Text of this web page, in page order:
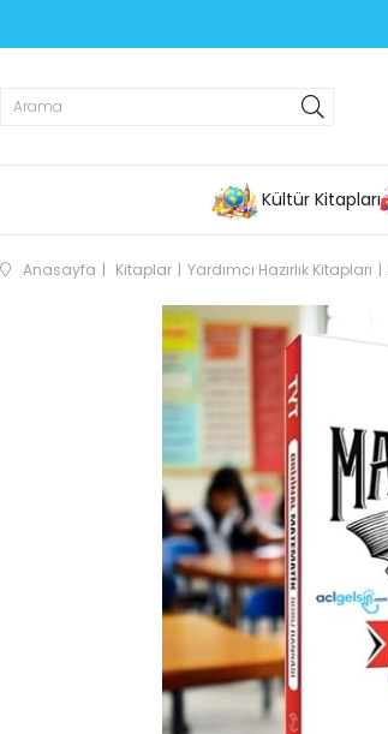
Kültür Kitapları
Anasayfa Kitaplar Yardımcı Hazırlık Kitapları